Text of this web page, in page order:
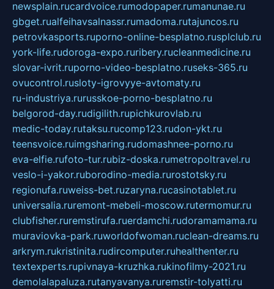
newsplain.rucardvoice.rumodopaper.rumanunae.ru
gbget.rualfeihavsalnassr.rumadoma.rutajuncos.ru
petrovkasports.ruporno-online-besplatno.rusplclub.ru
york-life.rudoroga-expo.ruribery.rucleanmedicine.ru
slovar-ivrit.ruporno-video-besplatno.ruseks-365.ru
ovucontrol.rusloty-igrovyye-avtomaty.ru
ru-industriya.rurusskoe-porno-besplatno.ru
belgorod-day.rudigilith.rupichkurovlab.ru
medic-today.rutaksu.rucomp123.rudon-ykt.ru
teensvoice.ruimgsharing.rudomashnee-porno.ru
eva-elfie.rufoto-tur.rubiz-doska.rumetropoltravel.ru
veslo-i-yakor.ruborodino-media.rurostotsky.ru
regionufa.ruweiss-bet.ruzaryna.rucasinotablet.ru
universalia.ruremont-mebeli-moscow.rutermomur.ru
clubfisher.ruremstirufa.ruerdamchi.rudoramamama.ru
muraviovka-park.ruworldofwoman.ruclean-dreams.ru
arkrym.rukristinita.rudircomputer.ruhealthenter.ru
textexperts.rupivnaya-kruzhka.rukinofilmy-2021.ru
demolalapaluza.rutanyavanya.ruremstir-tolyatti.ru